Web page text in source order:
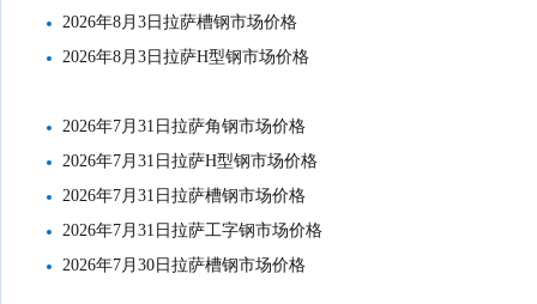
2026年8月3日拉萨槽钢市场价格
2026年8月3日拉萨H型钢市场价格
2026年7月31日拉萨角钢市场价格
2026年7月31日拉萨H型钢市场价格
2026年7月31日拉萨槽钢市场价格
2026年7月31日拉萨工字钢市场价格
2026年7月30日拉萨槽钢市场价格